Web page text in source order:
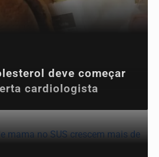
deve começar
cardiologista